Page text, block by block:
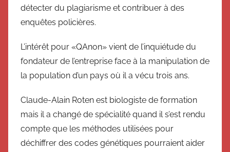
détecter du plagiarisme et contribuer à des
enquêtes policières.
L’intérêt pour «QAnon» vient de l’inquiétude du
fondateur de l’entreprise face à la manipulation de
la population d’un pays où il a vécu trois ans.
Claude-Alain Roten est biologiste de formation
mais il a changé de spécialité quand il s’est rendu
compte que les méthodes utilisées pour
déchiffrer des codes génétiques pourraient aider